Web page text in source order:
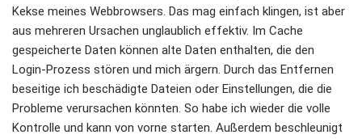
Kekse meines Webbrowsers. Das mag einfach klingen, ist aber
aus mehreren Ursachen unglaublich effektiv. Im Cache
gespeicherte Daten können alte Daten enthalten, die den
Login-Prozess stören und mich ärgern. Durch das Entfernen
beseitige ich beschädigte Dateien oder Einstellungen, die die
Probleme verursachen könnten. So habe ich wieder die volle
Kontrolle und kann von vorne starten. Außerdem beschleunigt